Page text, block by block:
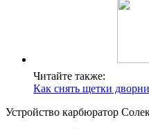
Читайте также:
Как снять щетки
Устройство карбюратор